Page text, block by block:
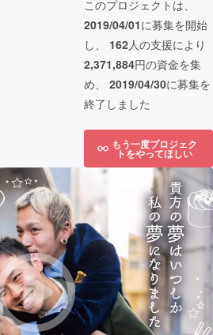
このプロジェクトは、
2019/04/01に募集を開始
し、 162人の支援により
2,371,884円の資金を集
め、 2019/04/30に募集を
終了しました
もう一度プロジェク
トをやってほしい